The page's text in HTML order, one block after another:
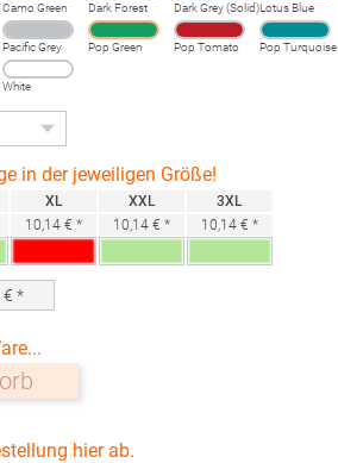
Camo Green Dark Forest Dark Grey (Solid)Lotus Blue
Pacific Grey Pop Green Pop Tomato Pop Turquoise
White
in der jeweiligen Größe!
XL
10,14 € *
XXL
10,14 € *
3XL
10,14 € *
€ *
hier ab.